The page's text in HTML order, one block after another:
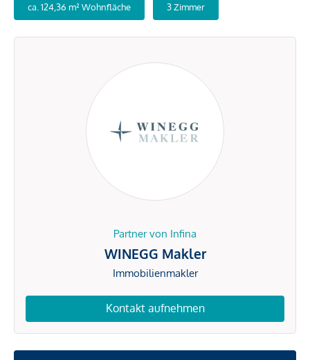
ca. 124,36 m² Wohnfläche 3 Zimmer
Partner von Infina
WINEGG Makler
Immobilienmakler
Kontakt aufnehmen